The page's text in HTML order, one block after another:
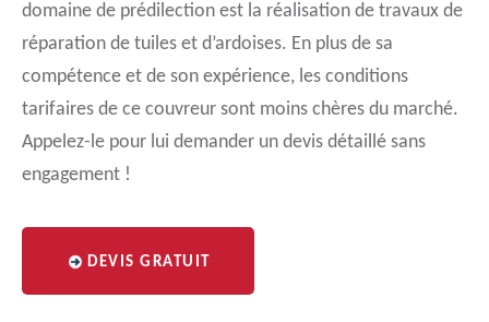
domaine de prédilection est la réalisation de travaux de
réparation de tuiles et d’ardoises. En plus de sa
compétence et de son expérience, les conditions
tarifaires de ce couvreur sont moins chères du marché.
Appelez-le pour lui demander un devis détaillé sans
engagement !
DEVIS GRATUIT